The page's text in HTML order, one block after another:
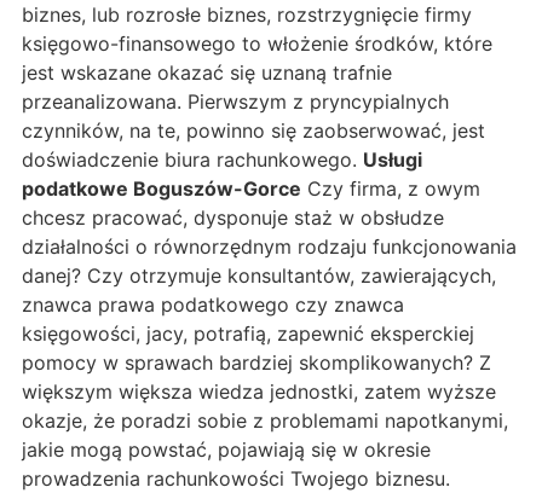
biznes, lub rozrosłe biznes, rozstrzygnięcie firmy
księgowo-finansowego to włożenie środków, które
jest wskazane okazać się uznaną trafnie
przeanalizowana. Pierwszym z pryncypialnych
czynników, na te, powinno się zaobserwować, jest
doświadczenie biura rachunkowego. Usługi
podatkowe Boguszów-Gorce Czy firma, z owym
chcesz pracować, dysponuje staż w obsłudze
działalności o równorzędnym rodzaju funkcjonowania
danej? Czy otrzymuje konsultantów, zawierających,
znawca prawa podatkowego czy znawca
księgowości, jacy, potrafią, zapewnić eksperckiej
pomocy w sprawach bardziej skomplikowanych? Z
większym większa wiedza jednostki, zatem wyższe
okazje, że poradzi sobie z problemami napotkanymi,
jakie mogą powstać, pojawiają się w okresie
prowadzenia rachunkowości Twojego biznesu.